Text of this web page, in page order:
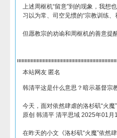
上述周枢机“留意”到的现象，我想
习以为常、司空见惯的“宗教训练
但愿教宗的劝谕和周枢机的善意提
本站网友 匿名
韩清平这是什么意思？暗示基督宗
今天，面对依然肆虐的洛杉矶“火魔
原创 韩清平 清平思域 2025年01月
在昨天的小文《洛杉矶“火魔”依然